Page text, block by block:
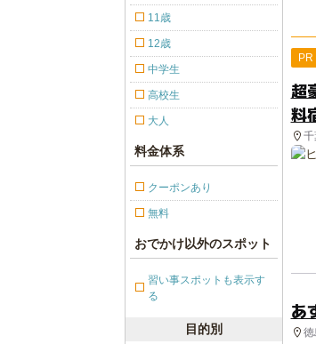
PR
超
料
あ
11歳
12歳
中学生
高校生
大人
料金体系
クーポンあり
無料
おでかけ以外のスポット
習い事スポットも表示す
る
目的別